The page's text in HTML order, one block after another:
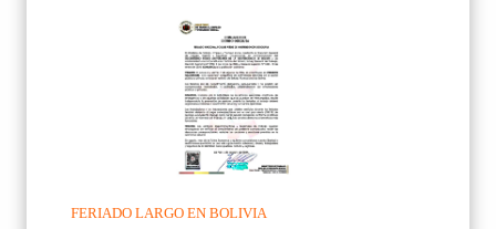
FERIADO LARGO EN BOLIVIA